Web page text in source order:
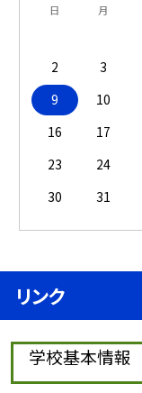
日 月
2
3
9
10
16
17
23
24
30
31
リンク
学校基本情報